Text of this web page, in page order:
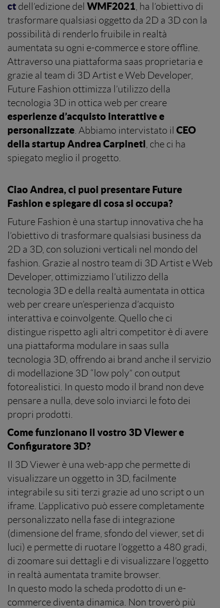
ct dell’edizione del WMF2021 , ha l’obiettivo di
trasformare qualsiasi oggetto da 2D a 3D con la
possibilità di renderlo fruibile in realtà
aumentata su ogni e-commerce e store offline.
Attraverso una piattaforma saas proprietaria e
grazie al team di 3D Artist e Web Developer,
Future Fashion ottimizza l’utilizzo della
tecnologia 3D in ottica web per creare
esperienze d’acquisto interattive e
personalizzate . Abbiamo intervistato il CEO
della startup Andrea Carpineti , che ci ha
spiegato meglio il progetto.
Ciao Andrea, ci puoi presentare Future
Fashion e spiegare di cosa si occupa?
Future Fashion è una startup innovativa che ha
l’obiettivo di trasformare qualsiasi business da
2D a 3D, con soluzioni verticali nel mondo del
fashion. Grazie al nostro team di 3D Artist e Web
Developer, ottimizziamo l’utilizzo della
tecnologia 3D e della realtà aumentata in ottica
web per creare un’esperienza d’acquisto
interattiva e coinvolgente. Quello che ci
distingue rispetto agli altri competitor è di avere
una piattaforma modulare in saas sulla
tecnologia 3D, offrendo ai brand anche il servizio
di modellazione 3D “low poly” con output
fotorealistici. In questo modo il brand non deve
pensare a nulla, deve solo inviarci le foto dei
propri prodotti.
Come funzionano il vostro 3D Viewer e
Configuratore 3D?
Il 3D Viewer è una web-app che permette di
visualizzare un oggetto in 3D, facilmente
integrabile su siti terzi grazie ad uno script o un
iframe. L’applicativo può essere completamente
personalizzato nella fase di integrazione
(dimensione del frame, sfondo del viewer, set di
luci) e permette di ruotare l’oggetto a 480 gradi,
di zoomare sui dettagli e di visualizzare l’oggetto
in realtà aumentata tramite browser.
In questo modo la scheda prodotto di un e-
commerce diventa dinamica. Non troverò più